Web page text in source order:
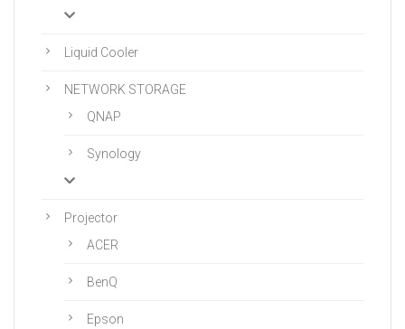
Liquid Cooler
NETWORK STORAGE
QNAP
Synology
Projector
ACER
BenQ
Epson